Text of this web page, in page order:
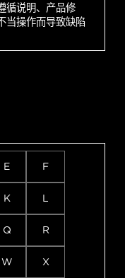
循说明、产品修
当操作而导致缺陷
E F
K L
Q R
W X